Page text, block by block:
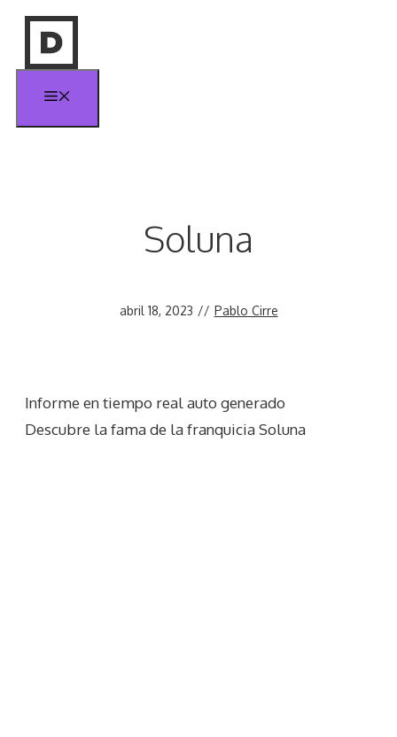
Saltar
contenido
Soluna
abril 18, 2023 // Pablo Cirre
Informe en tiempo real auto generado
Descubre la fama de la franquicia Soluna